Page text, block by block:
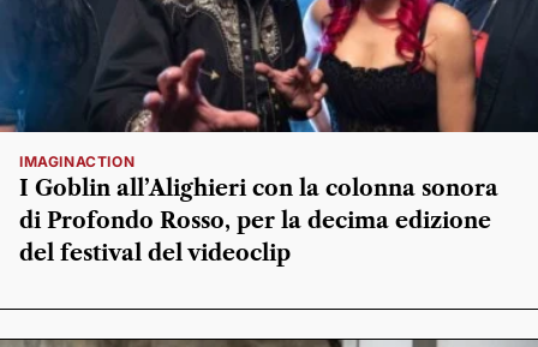
IMAGINACTION
I Goblin all’Alighieri con la colonna sonora
di Profondo Rosso, per la decima edizione
del festival del videoclip